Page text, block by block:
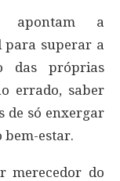
apontam a
para superar a
das próprias
errado, saber
de só enxergar
bem-estar.
merecedor do